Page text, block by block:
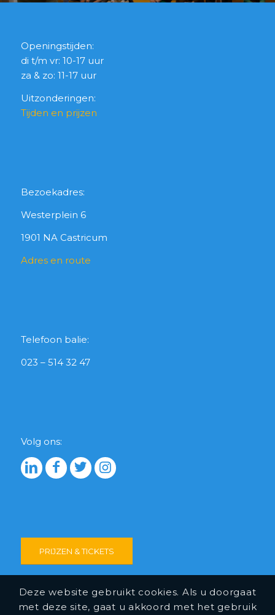
Openingstijden:
di t/m vr: 10-17 uur
za & zo: 11-17 uur
Uitzonderingen:
Tijden en prijzen
Bezoekadres:
Westerplein 6
1901 NA Castricum
Adres en route
Telefoon balie:
023 – 514 32 47
Volg ons:
PRIJZEN & TICKETS
Deze website gebruikt cookies. Als u doorgaat
met deze site, gaat u akkoord met het gebruik